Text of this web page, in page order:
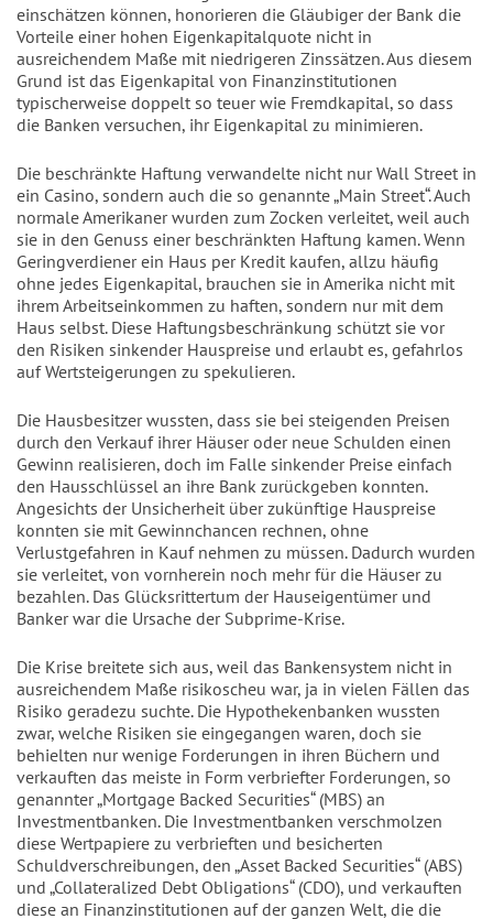
einschätzen können, honorieren die Gläubiger der Bank die
Vorteile einer hohen Eigenkapitalquote nicht in
ausreichendem Maße mit niedrigeren Zinssätzen. Aus diesem
Grund ist das Eigenkapital von Finanzinstitutionen
typischerweise doppelt so teuer wie Fremdkapital, so dass
die Banken versuchen, ihr Eigenkapital zu minimieren.
Die beschränkte Haftung verwandelte nicht nur Wall Street in
ein Casino, sondern auch die so genannte „Main Street“. Auch
normale Amerikaner wurden zum Zocken verleitet, weil auch
sie in den Genuss einer beschränkten Haftung kamen. Wenn
Geringverdiener ein Haus per Kredit kaufen, allzu häufig
ohne jedes Eigenkapital, brauchen sie in Amerika nicht mit
ihrem Arbeitseinkommen zu haften, sondern nur mit dem
Haus selbst. Diese Haftungsbeschränkung schützt sie vor
den Risiken sinkender Hauspreise und erlaubt es, gefahrlos
auf Wertsteigerungen zu spekulieren.
Die Hausbesitzer wussten, dass sie bei steigenden Preisen
durch den Verkauf ihrer Häuser oder neue Schulden einen
Gewinn realisieren, doch im Falle sinkender Preise einfach
den Hausschlüssel an ihre Bank zurückgeben konnten.
Angesichts der Unsicherheit über zukünftige Hauspreise
konnten sie mit Gewinnchancen rechnen, ohne
Verlustgefahren in Kauf nehmen zu müssen. Dadurch wurden
sie verleitet, von vornherein noch mehr für die Häuser zu
bezahlen. Das Glücksrittertum der Hauseigentümer und
Banker war die Ursache der Subprime-Krise.
Die Krise breitete sich aus, weil das Bankensystem nicht in
ausreichendem Maße risikoscheu war, ja in vielen Fällen das
Risiko geradezu suchte. Die Hypothekenbanken wussten
zwar, welche Risiken sie eingegangen waren, doch sie
behielten nur wenige Forderungen in ihren Büchern und
verkauften das meiste in Form verbriefter Forderungen, so
genannter „Mortgage Backed Securities“ (MBS) an
Investmentbanken. Die Investmentbanken verschmolzen
diese Wertpapiere zu verbrieften und besicherten
Schuldverschreibungen, den „Asset Backed Securities“ (ABS)
und „Collateralized Debt Obligations“ (CDO), und verkauften
diese an Finanzinstitutionen auf der ganzen Welt, die die